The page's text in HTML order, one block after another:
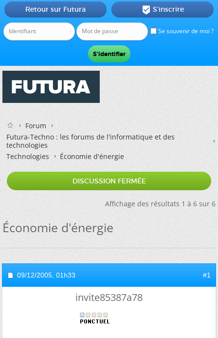
Se souvenir de moi ?
Retour sur Futura  S'inscrire
Forum
Futura-Techno : les forums de l'informatique et des
technologies
Technologies
Économie d'énergie
DISCUSSION FERMÉE
Affichage des résultats 1 à 6 sur 6
Économie d'énergie
09/12/2005, 01h33 #1
invite85387a78